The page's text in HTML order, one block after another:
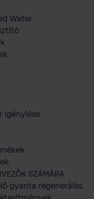
Water
igénylése
SZÁMÁRA
gyanta regenerálás